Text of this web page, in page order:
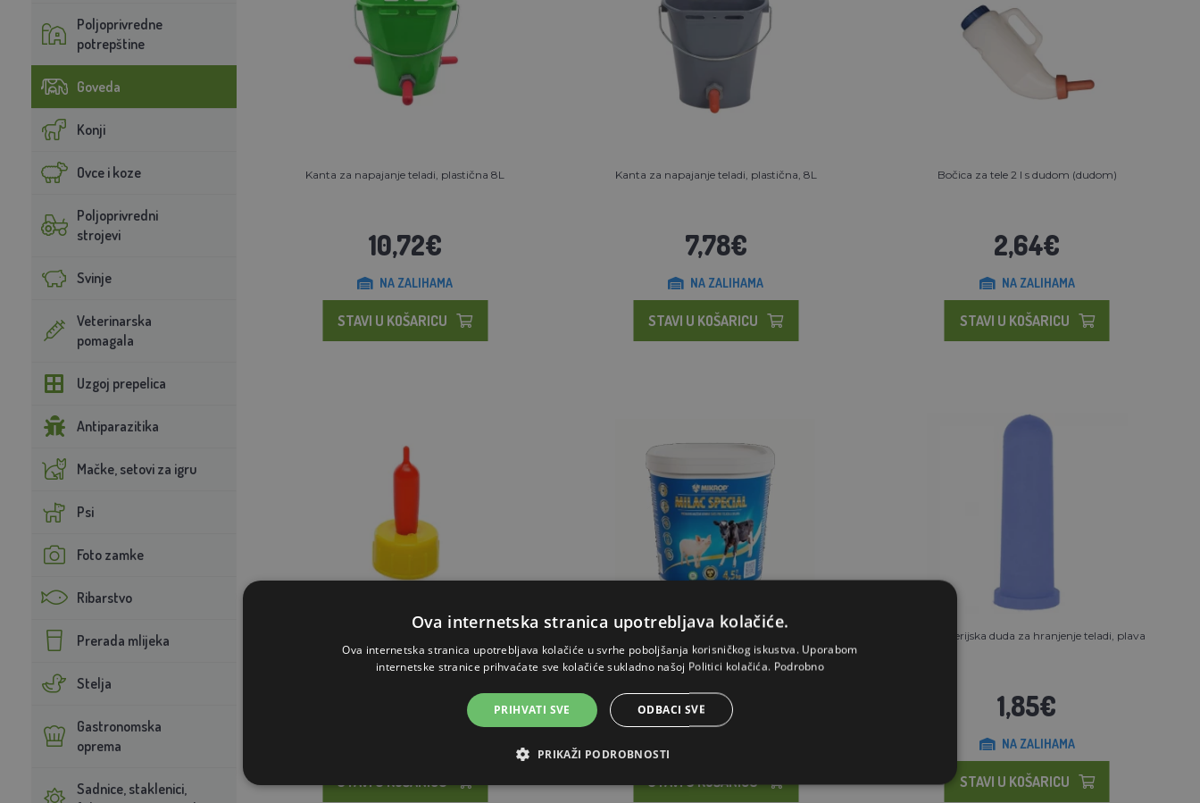
Poljoprivredne
potrepštine
Goveda
Konji
Ovce i koze
Poljoprivredni
strojevi
Svinje
Veterinarska
pomagala
Uzgoj prepelica
Antiparazitika
Mačke, setovi za igru
Psi
Foto zamke
Ribarstvo
Prerada mlijeka
Stelja
Gastronomska
oprema
Sadnice, staklenici,
Kanta za napajanje teladi, plastična 8L
10,72€
NA ZALIHAMA
STAVI U KOŠARICU
Kanta za napajanje teladi, plastična, 8L
7,78€
NA ZALIHAMA
STAVI U KOŠARICU
Bočica za tele 2 l s dudom (dudom)
2,64€
NA ZALIHAMA
STAVI U KOŠARICU
STAVI U KOŠARICU
Mikrop MILAC SPECIAL - mliječna krmna
smjesa, 4,5 kg
23,34€
STAVI U KOŠARICU
Antibakterijska duda za hranjenje teladi, plava
1,85€
NA ZALIHAMA
STAVI U KOŠARICU
Ova internetska stranica upotrebljava kolačiće.
Ova internetska stranica upotrebljava kolačiće u svrhe poboljšanja korisničkog iskustva. Uporabom
internetske stranice prihvaćate sve kolačiće sukladno našoj Politici kolačića. Podrobno
PRIHVATI SVE ODBACI SVE
PRIKAŽI PODROBNOSTI